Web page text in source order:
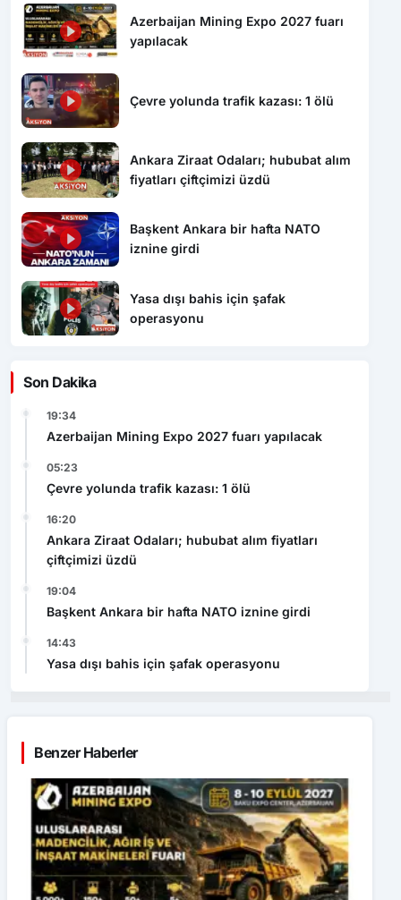
Azerbaijan Mining Expo 2027 fuarı
yapılacak
Çevre yolunda trafik kazası: 1 ölü
Ankara Ziraat Odaları; hububat alım
fiyatları çiftçimizi üzdü
Başkent Ankara bir hafta NATO
iznine girdi
Yasa dışı bahis için şafak
operasyonu
Son Dakika
19:34
Azerbaijan Mining Expo 2027 fuarı yapılacak
05:23
Çevre yolunda trafik kazası: 1 ölü
16:20
Ankara Ziraat Odaları; hububat alım fiyatları
çiftçimizi üzdü
19:04
Başkent Ankara bir hafta NATO iznine girdi
14:43
Yasa dışı bahis için şafak operasyonu
Benzer Haberler